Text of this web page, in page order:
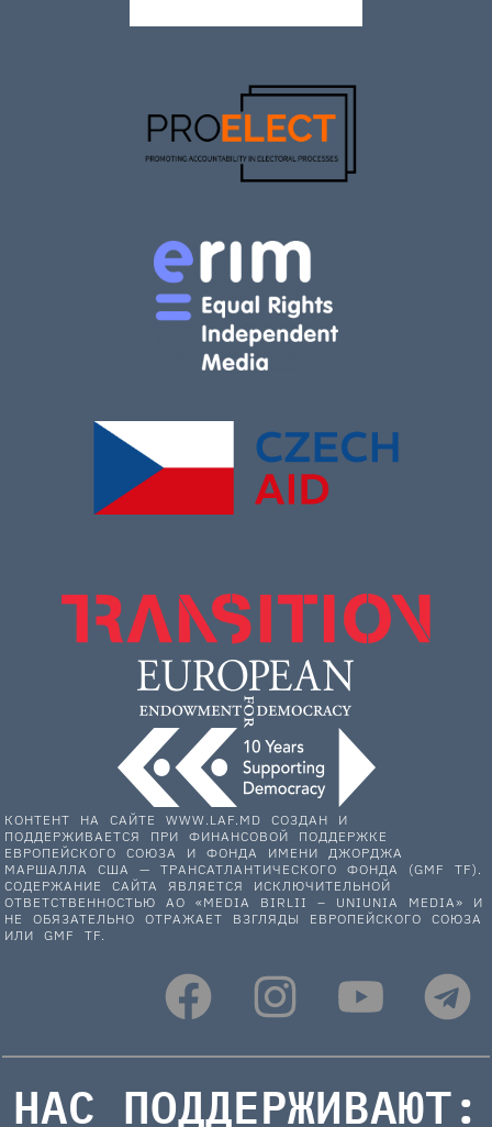
КОНТЕНТ НА САЙТЕ WWW.LAF.MD СОЗДАН И
ПОДДЕРЖИВАЕТСЯ ПРИ ФИНАНСОВОЙ ПОДДЕРЖКЕ
ЕВРОПЕЙСКОГО СОЮЗА И ФОНДА ИМЕНИ ДЖОРДЖА
МАРШАЛЛА США — ТРАНСАТЛАНТИЧЕСКОГО ФОНДА (GMF TF).
СОДЕРЖАНИЕ САЙТА ЯВЛЯЕТСЯ ИСКЛЮЧИТЕЛЬНОЙ
ОТВЕТСТВЕННОСТЬЮ АО «MEDIA BIRLII – UNIUNIA MEDIA» И
НЕ ОБЯЗАТЕЛЬНО ОТРАЖАЕТ ВЗГЛЯДЫ ЕВРОПЕЙСКОГО СОЮЗА
ИЛИ GMF TF.
НАС ПОДДЕРЖИВАЮТ: